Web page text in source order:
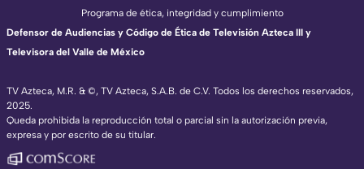
TV Azteca, M.R. & ©, TV Azteca, S.A.B. de C.V. Todos los derechos reservados,
2025.
Queda prohibida la reproducción total o parcial sin la autorización previa,
expresa y por escrito de su titular.
Programa de ética, integridad y cumplimiento
Defensor de Audiencias y Código de Ética de Televisión Azteca III y
Televisora del Valle de México